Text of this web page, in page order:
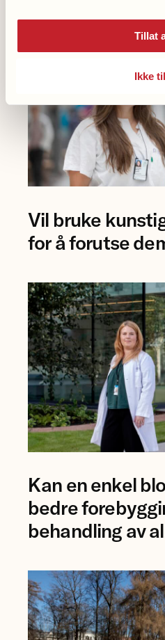
Tillat
Ikke
av
forsker
Aamodt
på
Rikshospitalet.
Vil bruke
for å forutse
av
forsker
Ingrid
Augestad.
Kan en enkel
bedre
behandling av